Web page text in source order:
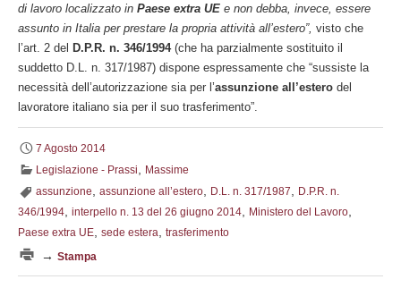
di lavoro localizzato in Paese extra UE e non debba, invece, essere
assunto in Italia per prestare la propria attività all’estero”, visto che
l’art. 2 del D.P.R. n. 346/1994(che ha parzialmente sostituito il
suddetto D.L. n. 317/1987) dispone espressamente che “sussiste la
necessità dell’autorizzazione sia per l’assunzione all’estero del
lavoratore italiano sia per il suo trasferimento”.
7 Agosto 2014
Legislazione - Prassi
Massime
assunzione
assunzione all’estero D.L. n. 317/1987
D.P.R. n.
346/1994 interpello n. 13 del 26 giugno 2014 Ministero del Lavoro
Paese extra UE sede estera trasferimento
→ Stampa